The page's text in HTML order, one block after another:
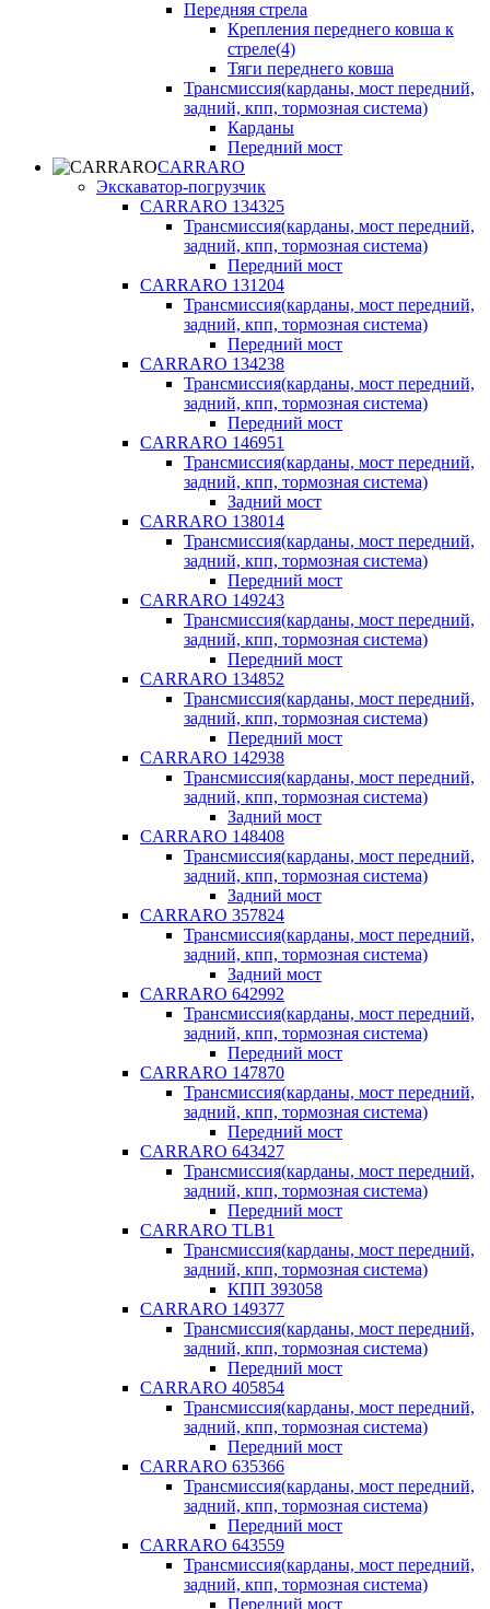
Передняя стрела
Крепления переднего ковша к
стреле(4)
Тяги переднего ковша
Трансмиссия(карданы, мост передний,
задний, кпп, тормозная система)
Карданы
Передний мост
CARRARO
Экскаватор-погрузчик
CARRARO 134325
Трансмиссия(карданы, мост передний,
задний, кпп, тормозная система)
Передний мост
CARRARO 131204
Трансмиссия(карданы, мост передний,
задний, кпп, тормозная система)
Передний мост
CARRARO 134238
Трансмиссия(карданы, мост передний,
задний, кпп, тормозная система)
Передний мост
CARRARO 146951
Трансмиссия(карданы, мост передний,
задний, кпп, тормозная система)
Задний мост
CARRARO 138014
Трансмиссия(карданы, мост передний,
задний, кпп, тормозная система)
Передний мост
CARRARO 149243
Трансмиссия(карданы, мост передний,
задний, кпп, тормозная система)
Передний мост
CARRARO 134852
Трансмиссия(карданы, мост передний,
задний, кпп, тормозная система)
Передний мост
CARRARO 142938
Трансмиссия(карданы, мост передний,
задний, кпп, тормозная система)
Задний мост
CARRARO 148408
Трансмиссия(карданы, мост передний,
задний, кпп, тормозная система)
Задний мост
CARRARO 357824
Трансмиссия(карданы, мост передний,
задний, кпп, тормозная система)
Задний мост
CARRARO 642992
Трансмиссия(карданы, мост передний,
задний, кпп, тормозная система)
Передний мост
CARRARO 147870
Трансмиссия(карданы, мост передний,
задний, кпп, тормозная система)
Передний мост
CARRARO 643427
Трансмиссия(карданы, мост передний,
задний, кпп, тормозная система)
Передний мост
CARRARO TLB1
Трансмиссия(карданы, мост передний,
задний, кпп, тормозная система)
КПП 393058
CARRARO 149377
Трансмиссия(карданы, мост передний,
задний, кпп, тормозная система)
Передний мост
CARRARO 405854
Трансмиссия(карданы, мост передний,
задний, кпп, тормозная система)
Передний мост
CARRARO 635366
Трансмиссия(карданы, мост передний,
задний, кпп, тормозная система)
Передний мост
CARRARO 643559
Трансмиссия(карданы, мост передний,
задний, кпп, тормозная система)
Передний мост